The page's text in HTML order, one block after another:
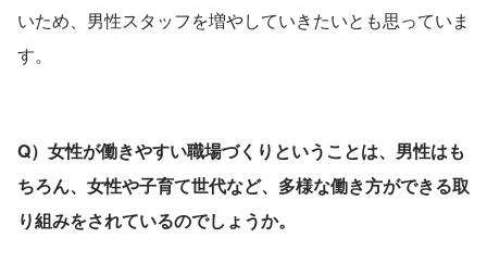
いため、男性スタッフを増やしていきたいとも思っていま
す。
Q）女性が働きやすい職場づくりということは、男性はも
ちろん、女性や子育て世代など、多様な働き方ができる取
り組みをされているのでしょうか。